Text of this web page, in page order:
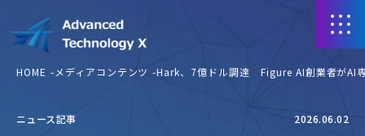
HOME メディアコンテンツ Hark、7億ドル調達 Figure AI創業者がAI
ニュース記事 2026.06.02